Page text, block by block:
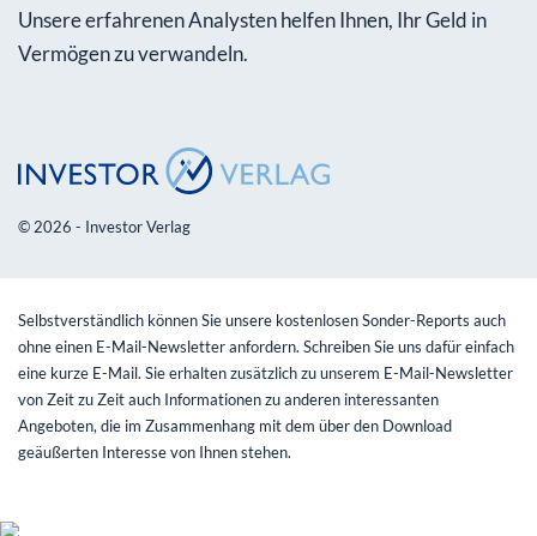
Unsere erfahrenen Analysten helfen Ihnen, Ihr Geld in
Vermögen zu verwandeln.
© 2026 - Investor Verlag
Selbstverständlich können Sie unsere kostenlosen Sonder-Reports auch
ohne einen E-Mail-Newsletter anfordern. Schreiben Sie uns dafür einfach
eine kurze E-Mail. Sie erhalten zusätzlich zu unserem E-Mail-Newsletter
von Zeit zu Zeit auch Informationen zu anderen interessanten
Angeboten, die im Zusammenhang mit dem über den Download
geäußerten Interesse von Ihnen stehen.